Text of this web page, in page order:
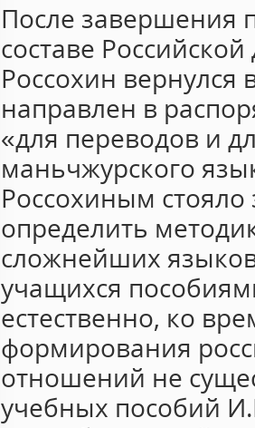
После завершения
составе
Россохин вернулся
направлен в
«для переводов и
маньчжурского
Россохиным стояло
определить
сложнейших
учащихся
естественно, ко
формирования
отношений не
учебных пособий